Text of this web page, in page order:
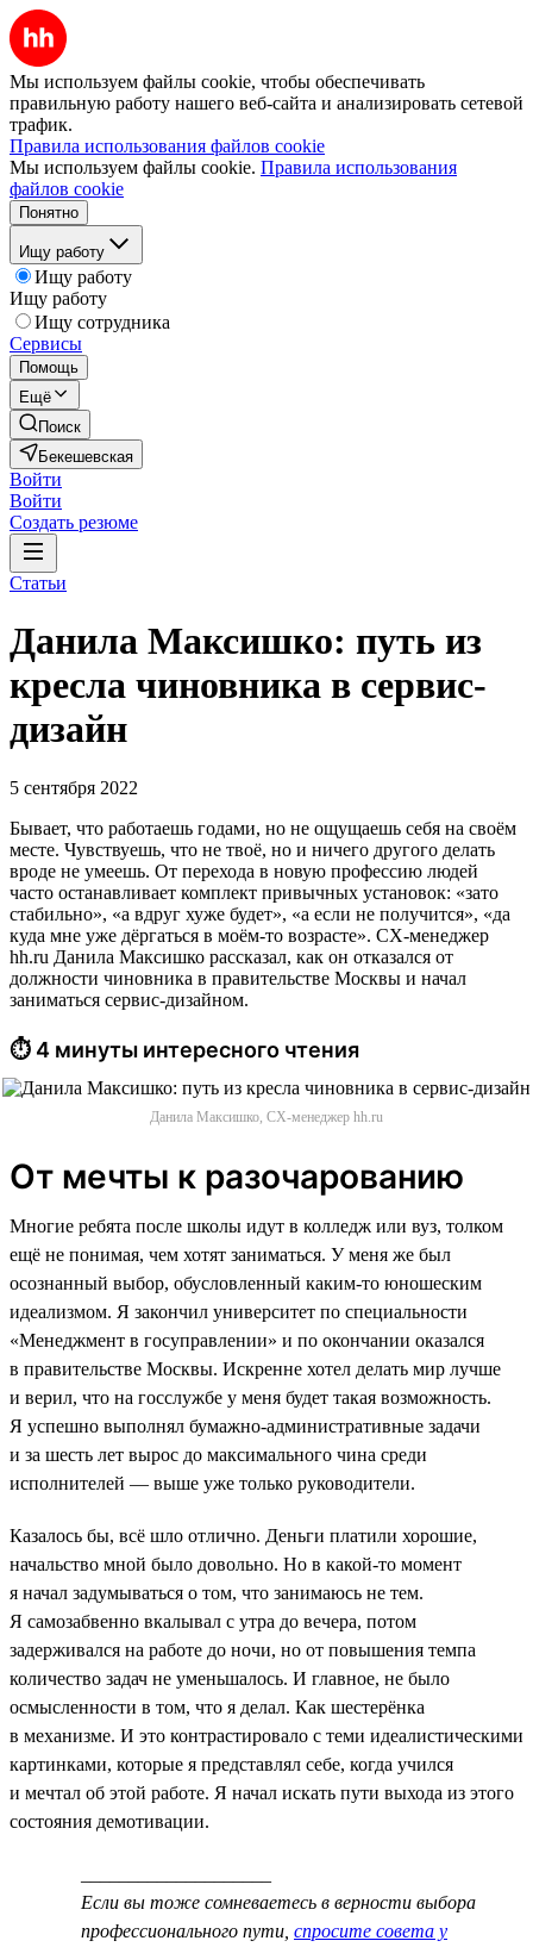
Мы используем файлы cookie, чтобы обеспечивать
правильную работу нашего веб-сайта и анализировать сетевой
трафик.
Правила использования файлов cookie
Мы используем файлы cookie. Правила использования
файлов cookie
Понятно
Ищу работу
Ищу работу
Ищу работу
Ищу сотрудника
Сервисы
Помощь
Ещё
Поиск
Бекешевская
Войти
Войти
Создать резюме
Статьи
Данила Максишко: путь из
кресла чиновника в сервис-
дизайн
5 сентября 2022
Бывает, что работаешь годами, но не ощущаешь себя на своём
месте. Чувствуешь, что не твоё, но и ничего другого делать
вроде не умеешь. От перехода в новую профессию людей
часто останавливает комплект привычных установок: «зато
стабильно», «а вдруг хуже будет», «а если не получится», «да
куда мне уже дёргаться в моём-то возрасте». CX-менеджер
hh.ru Данила Максишко рассказал, как он отказался от
должности чиновника в правительстве Москвы и начал
заниматься сервис-дизайном.
⏱ 4 минуты интересного чтения
Данила Максишко, CX-менеджер hh.ru
От мечты к разочарованию
Многие ребята после школы идут в колледж или вуз, толком
ещё не понимая, чем хотят заниматься. У меня же был
осознанный выбор, обусловленный каким-то юношеским
идеализмом. Я закончил университет по специальности
«Менеджмент в госуправлении» и по окончании оказался
в правительстве Москвы. Искренне хотел делать мир лучше
и верил, что на госслужбе у меня будет такая возможность.
Я успешно выполнял бумажно-административные задачи
и за шесть лет вырос до максимального чина среди
исполнителей — выше уже только руководители.
Казалось бы, всё шло отлично. Деньги платили хорошие,
начальство мной было довольно. Но в какой-то момент
я начал задумываться о том, что занимаюсь не тем.
Я самозабвенно вкалывал с утра до вечера, потом
задерживался на работе до ночи, но от повышения темпа
количество задач не уменьшалось. И главное, не было
осмысленности в том, что я делал. Как шестерёнка
в механизме. И это контрастировало с теми идеалистическими
картинками, которые я представлял себе, когда учился
и мечтал об этой работе. Я начал искать пути выхода из этого
состояния демотивации.
Если вы тоже сомневаетесь в верности выбора
профессионального пути, спросите совета у